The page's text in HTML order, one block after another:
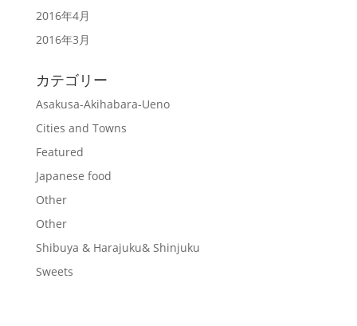
2016年4月
2016年3月
カテゴリー
Asakusa-Akihabara-Ueno
Cities and Towns
Featured
Japanese food
Other
Other
Shibuya & Harajuku& Shinjuku
Sweets